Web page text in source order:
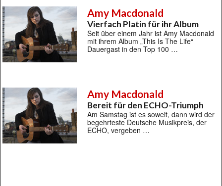
Amy Macdonald
Vierfach Platin für ihr Album
Seit über einem Jahr ist Amy Macdonald
mit ihrem Album „This Is The Life“
Dauergast in den Top 100 …
Amy Macdonald
Bereit für den ECHO-Triumph
Am Samstag ist es soweit, dann wird der
begehrteste Deutsche Musikpreis, der
ECHO, vergeben …